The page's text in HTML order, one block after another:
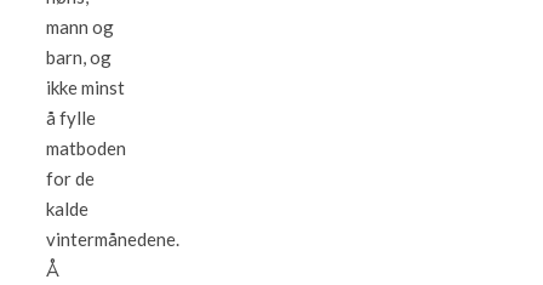
mann og
barn, og
ikke minst
å fylle
matboden
for de
kalde
vintermånedene.
Å